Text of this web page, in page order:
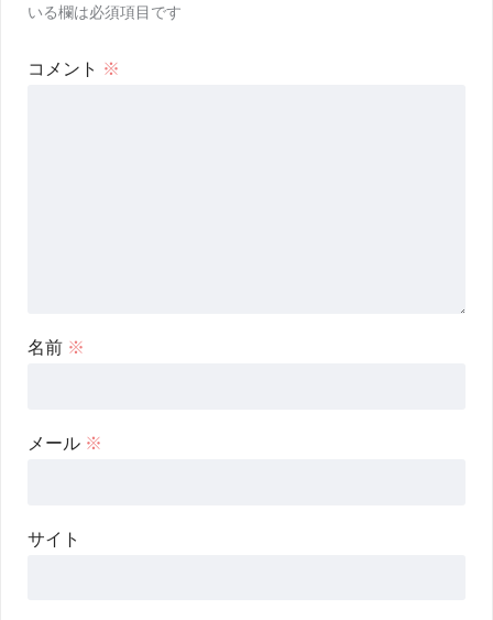
いる欄は必須項目です
コメント ※
名前 ※
メール ※
サイト